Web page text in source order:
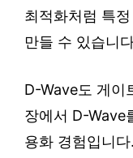
최적화처럼 특
만들 수 있습니
D-Wave도 게이
장에서 D-Wave
용화 경험입니